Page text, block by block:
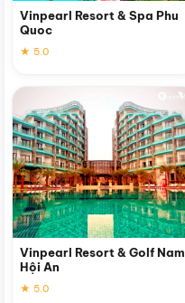
Vinpearl Resort & Spa Phu
Quoc
★ 5.0
Vinpearl Resort & Golf Nam
Hội An
★ 5.0